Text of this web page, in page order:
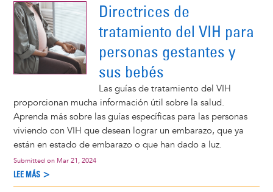
Directrices de
tratamiento del VIH para
personas gestantes y
sus bebés
Las guías de tratamiento del VIH
proporcionan mucha información útil sobre la salud.
Aprenda más sobre las guías específicas para las personas
viviendo con VIH que desean lograr un embarazo, que ya
están en estado de embarazo o que han dado a luz.
Submitted on Mar 21, 2024
LEE MÁS >